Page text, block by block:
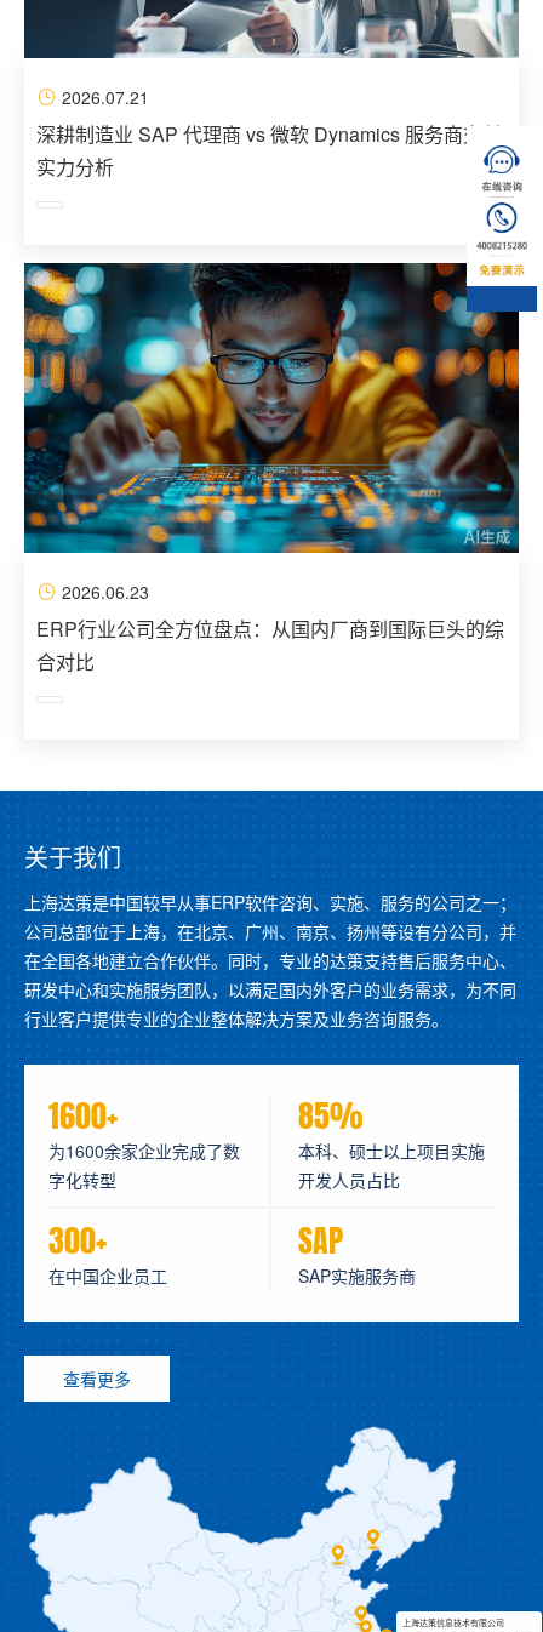
2026.07.21
深耕制造业 SAP 代理商 vs 微软 Dynamics 服务商交付
实力分析
2026.06.23
ERP行业公司全方位盘点：从国内厂商到国际巨头的综
合对比
关于我们
上海达策是中国较早从事ERP软件咨询、实施、服务的公司之一；
公司总部位于上海，在北京、广州、南京、扬州等设有分公司，并
在全国各地建立合作伙伴。同时，专业的达策支持售后服务中心、
研发中心和实施服务团队，以满足国内外客户的业务需求，为不同
行业客户提供专业的企业整体解决方案及业务咨询服务。
1600+
为1600余家企业完成了数
字化转型
85%
本科、硕士以上项目实施
开发人员占比
300+
在中国企业员工
SAP
SAP实施服务商
查看更多
上海达策信息技术有限公司